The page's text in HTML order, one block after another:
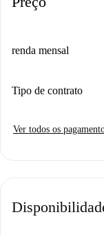
renda mensal
Tipo de contrato
Ver todos os